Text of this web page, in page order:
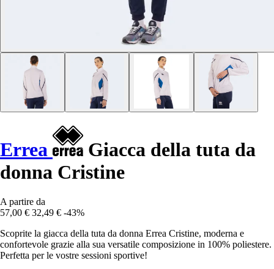
Errea
Giacca della tuta da
donna Cristine
A partire da
57,00 € 32,49 € -43%
Scoprite la giacca della tuta da donna Errea Cristine, moderna e
confortevole grazie alla sua versatile composizione in 100% poliestere.
Perfetta per le vostre sessioni sportive!